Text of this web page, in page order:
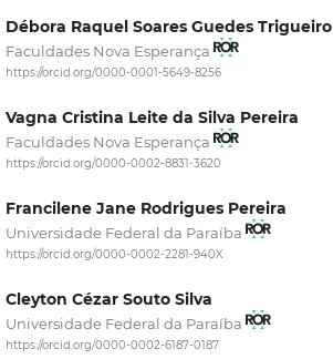
Débora Raquel Soares Guedes Trigueiro
Faculdades Nova Esperança
https://orcid.org/0000-0001-5649-8256
Vagna Cristina Leite da Silva Pereira
Faculdades Nova Esperança
https://orcid.org/0000-0002-8831-3620
Francilene Jane Rodrigues Pereira
Universidade Federal da Paraíba
https://orcid.org/0000-0002-2281-940X
Cleyton Cézar Souto Silva
Universidade Federal da Paraíba
https://orcid.org/0000-0002-6187-0187